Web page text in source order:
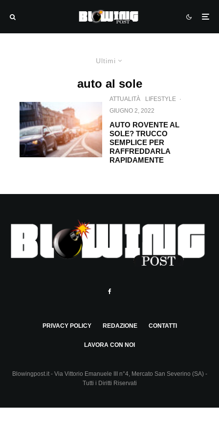
Ultimi
auto al sole
ATTUALITÀ LIFESTYLE ·
GIUGNO 2, 2022
AUTO ROVENTE AL
SOLE? TRUCCO
SEMPLICE PER
RAFFREDDARLA
RAPIDAMENTE
PRIVACY POLICY REDAZIONE CONTATTI
LAVORA CON NOI
Blowingpost.it - Via Vittorio Emanuele III n°4, Mercato San Severino (SA) -
Tutti i Diritti Riservati